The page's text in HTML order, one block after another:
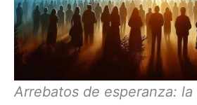
Arrebatos de esperanza: la